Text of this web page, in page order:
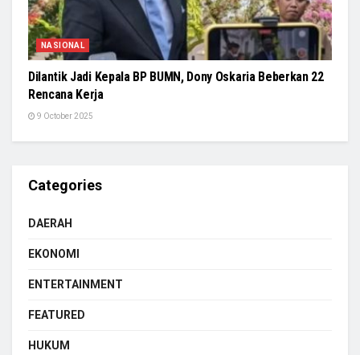
NASIONAL
Dilantik Jadi Kepala BP BUMN, Dony Oskaria Beberkan 22
Rencana Kerja
9 October 2025
Categories
DAERAH
EKONOMI
ENTERTAINMENT
FEATURED
HUKUM